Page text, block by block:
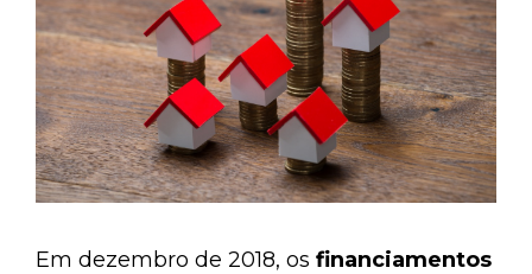
Em dezembro de 2018, os financiamentos